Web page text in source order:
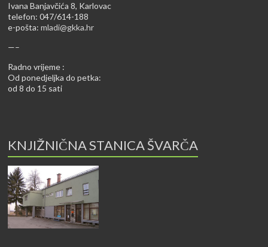
Ivana Banjavčića 8, Karlovac
telefon: 047/614-188
e-pošta:mladi@gkka.hr
—–
Radno vrijeme :
Od ponedjeljka do petka:
od 8 do 15 sati
KNJIŽNIČNA STANICA ŠVARČA